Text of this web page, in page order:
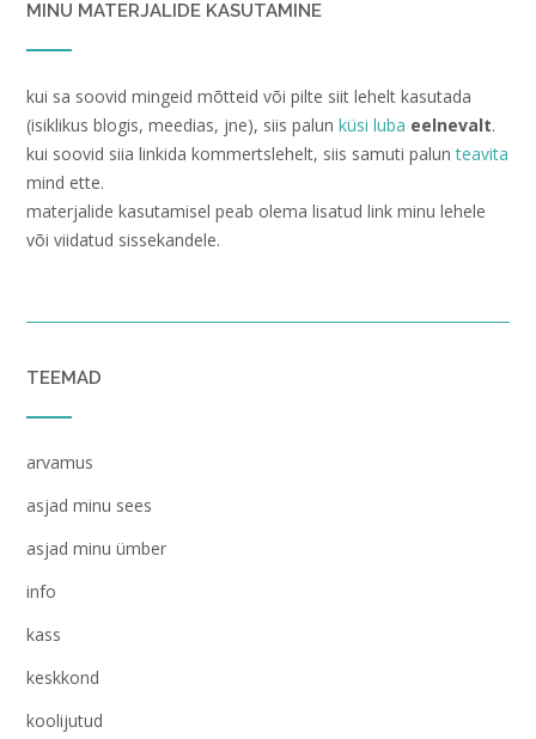
MINU MATERJALIDE KASUTAMINE
kui sa soovid mingeid mõtteid või pilte siit lehelt kasutada
(isiklikus blogis, meedias, jne), siis palun küsi luba eelnevalt.
kui soovid siia linkida kommertslehelt, siis samuti palunteavita
mind ette.
materjalide kasutamisel peab olema lisatud link minu lehele
või viidatud sissekandele.
TEEMAD
arvamus
asjad minu sees
asjad minu ümber
info
kass
keskkond
koolijutud